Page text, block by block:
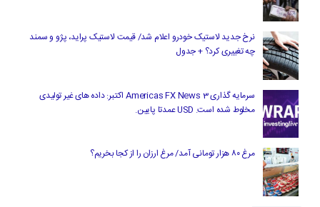
نرخ جدید لاستیک خودرو اعلام شد/ قیمت لاستیک پراید، پژو و سمند
چه تغییری کرد؟ + جدول
سرمایه گذاری Americas FX News 3 اکتبر: داده های غیر تولیدی
مخلوط شده است. USD عمدتا پایین.
مرغ ۸۰ هزار تومانی آمد/ مرغ ارزان را از کجا بخریم؟